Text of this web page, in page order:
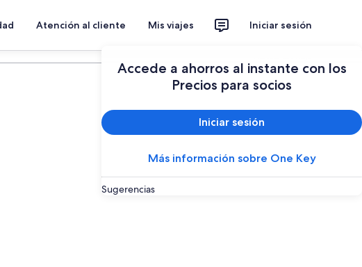
Atención al cliente Mis viajes Iniciar sesión
Accede a ahorros al instante con los
Precios para socios
Iniciar sesión
Más información sobre One Key
Sugerencias